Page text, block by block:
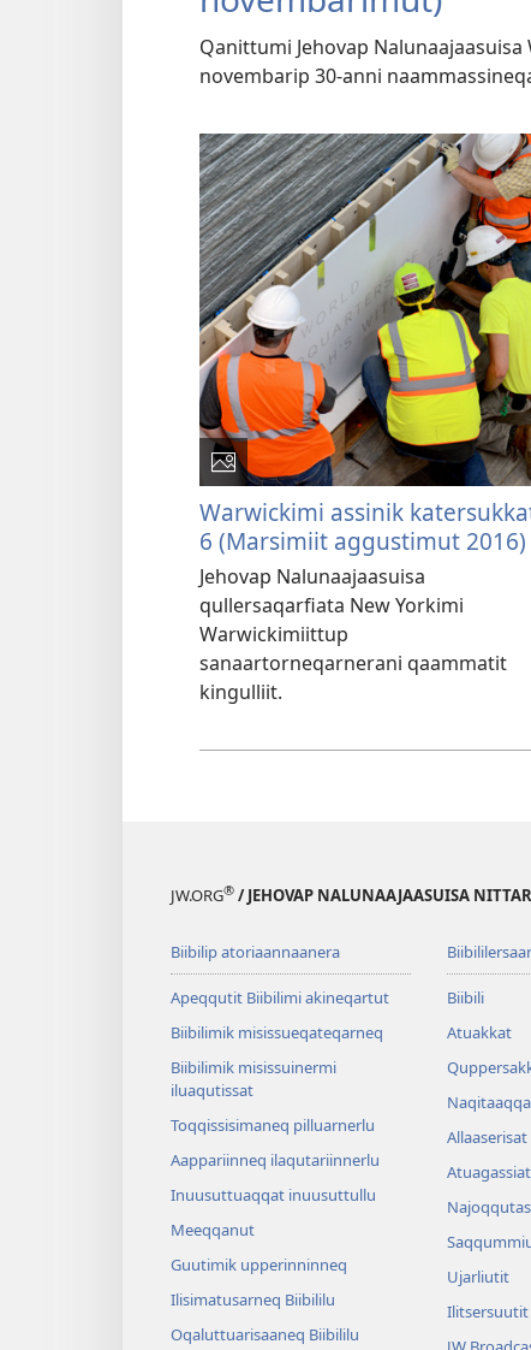
Qanittumi Jehovap
novembarip 30-anni
Warwickimi assinik
6 (Marsimiit aggustimut 2016)
Jehovap Nalunaajaasuisa
qullersaqarfiata New Yorkimi
Warwickimiittup
sanaartorneqarnerani qaammatit
kingulliit.
JW.ORG® / JEHOVAP NALUNAAJAASUISA
Biibilip atoriaannaanera
Apeqqutit Biibilimi akineqartut
Biibilimik misis­sueqateqar­neq
Biibilimik misissuinermi
iluaqutissat
Toqqissisimaneq pilluarnerlu
Aappariinneq ilaqutariinnerlu
Inuusuttuaqqat inuusuttullu
Meeqqanut
Guutimik upperinninneq
Ilisimatusarneq Biibililu
Oqaluttuarisaaneq Biibililu
Biibili
Atuakkat
Atuagassiat
Ujarliutit
Ilitsersuutit